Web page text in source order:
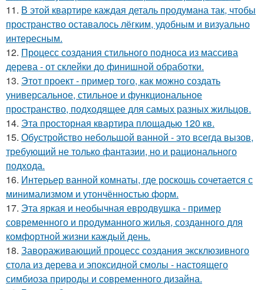
11. В этой квартире каждая деталь продумана так, чтобы
пространство оставалось лёгким, удобным и визуально
интересным.
12. Процесс создания стильного подноса из массива
дерева - от склейки до финишной обработки.
13. Этот проект - пример того, как можно создать
универсальное, стильное и функциональное
пространство, подходящее для самых разных жильцов.
14. Эта просторная квартира площадью 120 кв.
15. Обустройство небольшой ванной - это всегда вызов,
требующий не только фантазии, но и рационального
подхода.
16. Интерьер ванной комнаты, где роскошь сочетается с
минимализмом и утончённостью форм.
17. Эта яркая и необычная евродвушка - пример
современного и продуманного жилья, созданного для
комфортной жизни каждый день.
18. Завораживающий процесс создания эксклюзивного
стола из дерева и эпоксидной смолы - настоящего
симбиоза природы и современного дизайна.